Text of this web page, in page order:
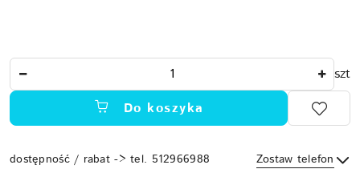
szt
Do koszyka
dostępność / rabat -> tel. 512966988 Zostaw telefon